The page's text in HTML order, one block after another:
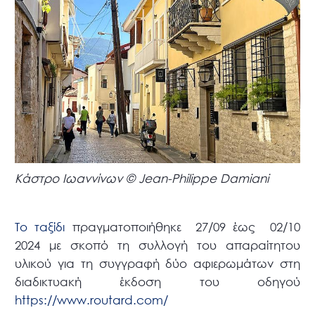
Κάστρο Ιωαννίνων © Jean-Philippe Damiani
Το ταξίδι πραγματοποιήθηκε 27/09 έως 02/10
2024 με σκοπό τη συλλογή του απαραίτητου
υλικού για τη συγγραφή δύο αφιερωμάτων στη
διαδικτυακή έκδοση του οδηγού
https://www.routard.com/